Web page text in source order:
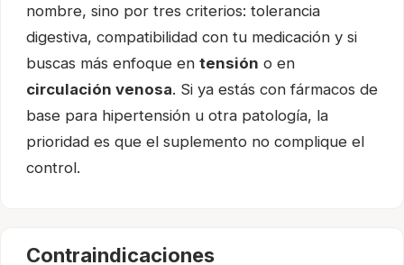
nombre, sino por tres criterios: tolerancia
digestiva, compatibilidad con tu medicación y si
buscas más enfoque en tensión o en
circulación venosa. Si ya estás con fármacos de
base para hipertensión u otra patología, la
prioridad es que el suplemento no complique el
control.
Contraindicaciones